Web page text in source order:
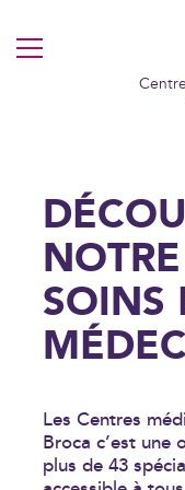
MENU
SOINS
Les Centres
Broca c’est une
plus de 43